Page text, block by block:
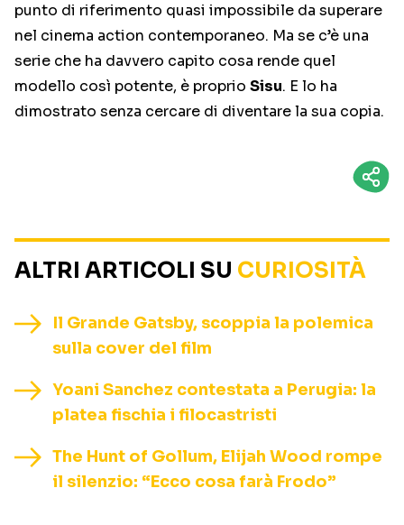
punto di riferimento quasi impossibile da superare
nel cinema action contemporaneo. Ma se c’è una
serie che ha davvero capito cosa rende quel
modello così potente, è proprio Sisu. E lo ha
dimostrato senza cercare di diventare la sua copia.
ALTRI ARTICOLI SU CURIOSITÀ
Il Grande Gatsby, scoppia la polemica
sulla cover del film
Yoani Sanchez contestata a Perugia: la
platea fischia i filocastristi
The Hunt of Gollum, Elijah Wood rompe
il silenzio: “Ecco cosa farà Frodo”